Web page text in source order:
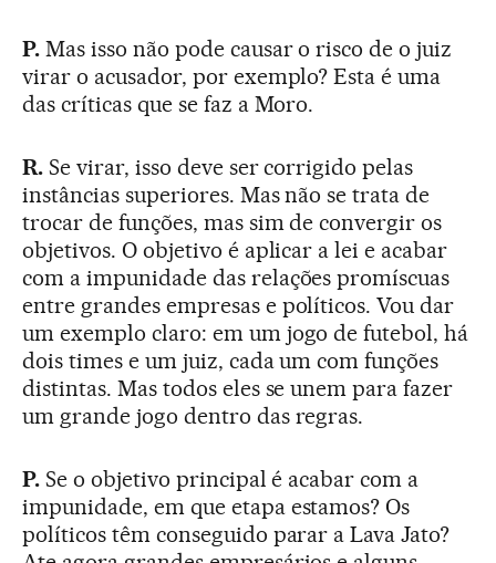
P.Mas isso não pode causar o risco de o juiz
virar o acusador, por exemplo? Esta é uma
das críticas que se faz a Moro.
R.Se virar, isso deve ser corrigido pelas
instâncias superiores. Mas não se trata de
trocar de funções, mas sim de convergir os
objetivos. O objetivo é aplicar a lei e acabar
com a impunidade das relações promíscuas
entre grandes empresas e políticos. Vou dar
um exemplo claro: em um jogo de futebol, há
dois times e um juiz, cada um com funções
distintas. Mas todos eles se unem para fazer
um grande jogo dentro das regras.
P.Se o objetivo principal é acabar com a
impunidade, em que etapa estamos? Os
políticos têm conseguido parar a Lava Jato?